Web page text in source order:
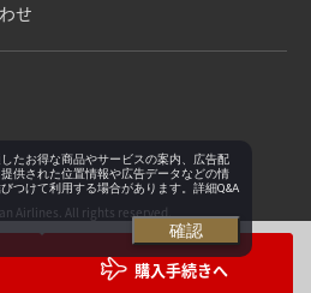
購入手続きへ
せ
Airlines. All rights reserved.
たお得な商品やサービスの案内、広告配
供された位置情報や広告データなどの情
つけて利用する場合があります。詳細Q&A
確認